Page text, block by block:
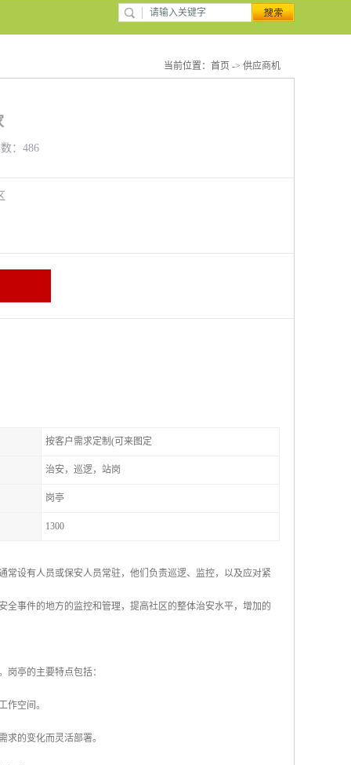
当前位置： 首页 -> 供应商机
：486
按客户需求定制(可来图定
治安，巡逻，站岗
岗亭
1300
设有人员或保安人员常驻，他们负责巡逻、监控，以及应对紧
事件的地方的监控和管理，提高社区的整体治安水平，增加的
亭的主要特点包括：
作空间。
的变化而灵活部署。